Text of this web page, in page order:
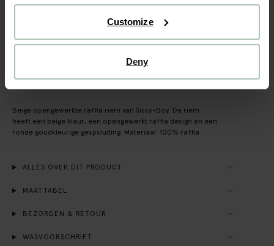
Customize
Deny
Gratis verzending naar winkel
OMSCHRIJVING
Beige opengewerkte raffia riem van Sissy-Boy. De riem
heeft een beige kleur, een opengewerkt raffia design en een
ronde goudkleurige gespsluiting. Materiaal: 100% raffia.
ALLES OVER DIT PRODUCT
MAATTABEL
BEZORGEN & RETOUR
WASVOORSCHRIFT